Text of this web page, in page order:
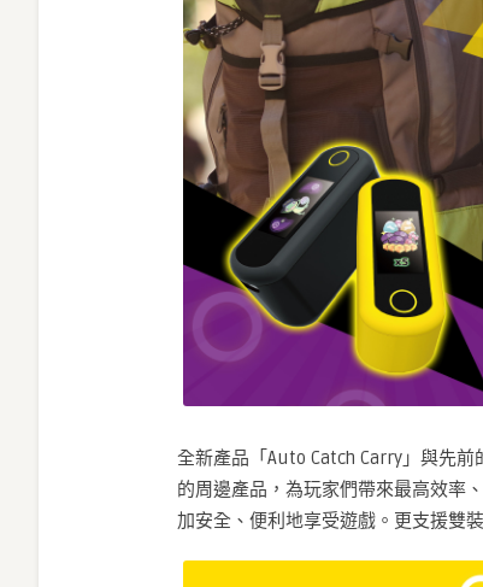
全新產品「Auto Catch Carry」與先
的周邊產品，為玩家們帶來最高效率
加安全、便利地享受遊戲。更支援雙